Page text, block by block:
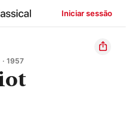
Iniciar sessão
· 1957